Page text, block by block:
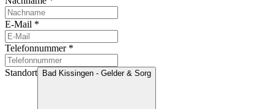
E-Mail *
Telefonnummer*
Standort Bad Kissingen - Gelder & Sorg